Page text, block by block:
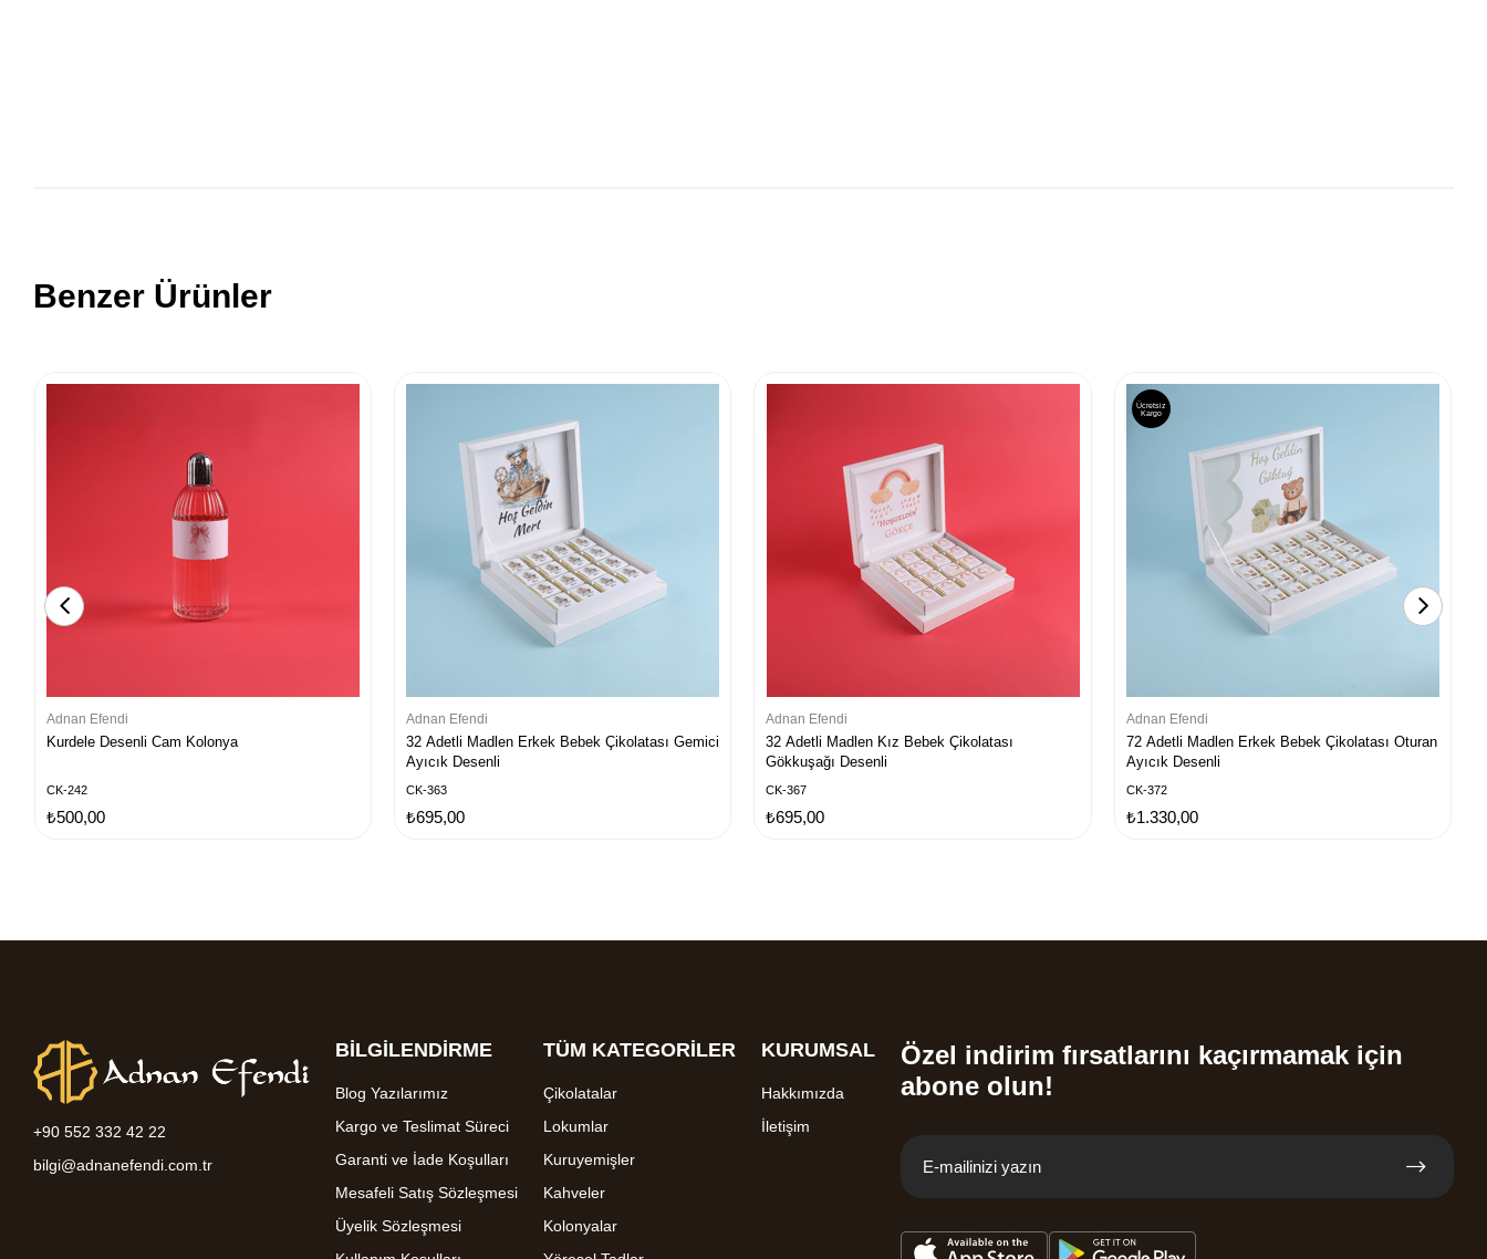
Benzer Ürünler
Adnan Efendi
Kurdele Desenli Cam Kolonya
CK-242
₺500,00
Adnan Efendi
32 Adetli Madlen Erkek Bebek Çikolatası Gemici
Ayıcık Desenli
CK-363
₺695,00
Adnan Efendi
32 Adetli Madlen Kız Bebek Çikolatası
Gökkuşağı Desenli
CK-367
₺695,00
Adnan Efendi
72 Adetli Madlen Erkek Bebek Çikolatası Oturan
Ayıcık Desenli
CK-372
₺1.330,00
Ücretsiz
Kargo
+90 552 332 42 22
bilgi@adnanefendi.com.tr
BİLGİLENDİRME
Blog Yazılarımız
Kargo ve Teslimat Süreci
Garanti ve İade Koşulları
Mesafeli Satış Sözleşmesi
Üyelik Sözleşmesi
TÜM KATEGORİLER
Çikolatalar
Lokumlar
Kuruyemişler
Kahveler
Kolonyalar
KURUMSAL
Hakkımızda
İletişim
Özel indirim fırsatlarını kaçırmamak için
abone olun!